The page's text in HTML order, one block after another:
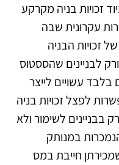
זכויות בניה מקרקע
עקרונית שבה
זכויות הבניה
לבניינים שהססטוס
עשויים לייצר
לפצל זכויות בניה
בבניינים לשימור ולא
הנמכרות במנותק
חייבת במס